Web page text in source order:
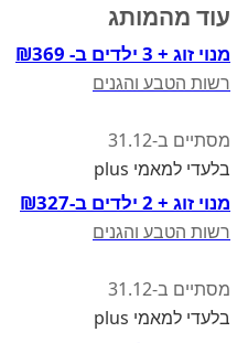
עוד מהמותג
מנוי זוג + 3 ילדים ב- ₪369
רשות הטבע והגנים
מסתיים ב-31.12
בלעדי למאמי plus
מנוי זוג + 2 ילדים ב-₪327
רשות הטבע והגנים
מסתיים ב-31.12
בלעדי למאמי plus